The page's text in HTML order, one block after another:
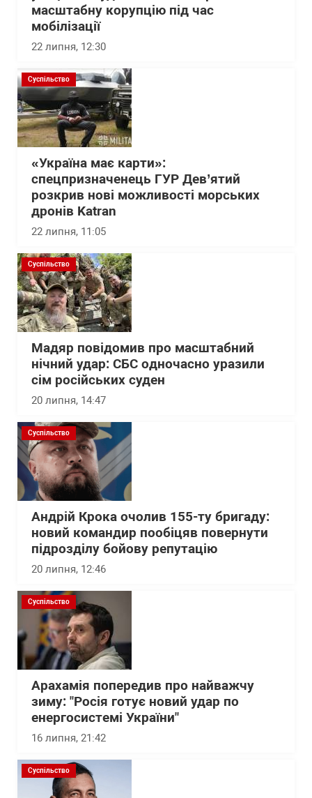
масштабну корупцію під час
мобілізації
22 липня, 12:30
Суспільство
«Україна має карти»:
спецпризначенець ГУР Дев’ятий
розкрив нові можливості морських
дронів Katran
22 липня, 11:05
Суспільство
Мадяр повідомив про масштабний
нічний удар: СБС одночасно уразили
сім російських суден
20 липня, 14:47
Суспільство
Андрій Крока очолив 155-ту бригаду:
новий командир пообіцяв повернути
підрозділу бойову репутацію
20 липня, 12:46
Суспільство
Арахамія попередив про найважчу
зиму: "Росія готує новий удар по
енергосистемі України"
16 липня, 21:42
Суспільство